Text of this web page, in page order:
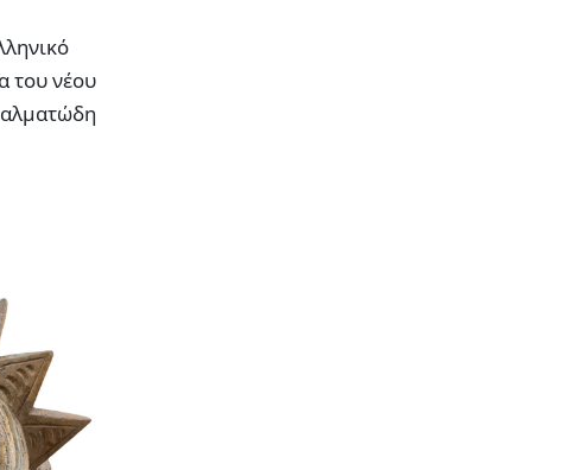
του νέου
αλματώδη